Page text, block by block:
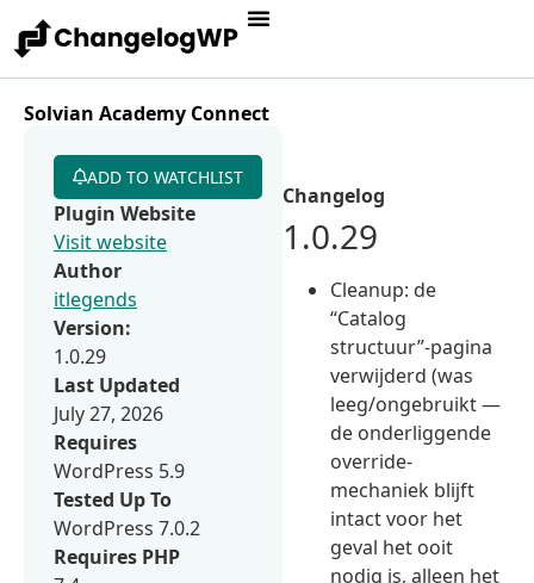
Solvian Academy Connect
Changelog
1.0.29
Cleanup: de
“Catalog
structuur”-pagina
verwijderd (was
leeg/ongebruikt —
de onderliggende
override-
mechaniek blijft
intact voor het
geval het ooit
nodig is, alleen het
ADD TO WATCHLIST
Plugin Website
Visit website
Author
itlegends
Version:
1.0.29
Last Updated
July 27, 2026
Requires
WordPress 5.9
Tested Up To
WordPress 7.0.2
Requires PHP